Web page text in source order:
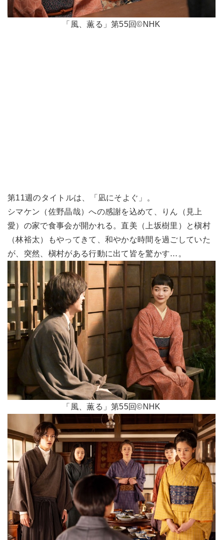
「風、薫る」第55回©NHK
第11週のタイトルは、「凪にそよぐ」。
シマケン（佐野晶哉）への感謝を込めて、りん（見上
愛）の家で食事会が開かれる。直美（上坂樹里）と槇村
（林裕太）もやってきて、和やかな時間を過ごしていた
が、突然、槇村がある行動に出て皆を驚かす…。
「風、薫る」第55回©NHK